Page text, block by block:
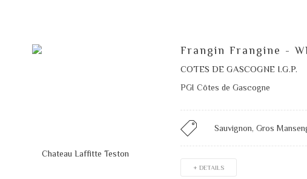
Frangin Frangine -
COTES DE GASCOGNE I.G.P.
PGI Côtes de Gascogne
Sauvignon, Gros
+ DETAILS